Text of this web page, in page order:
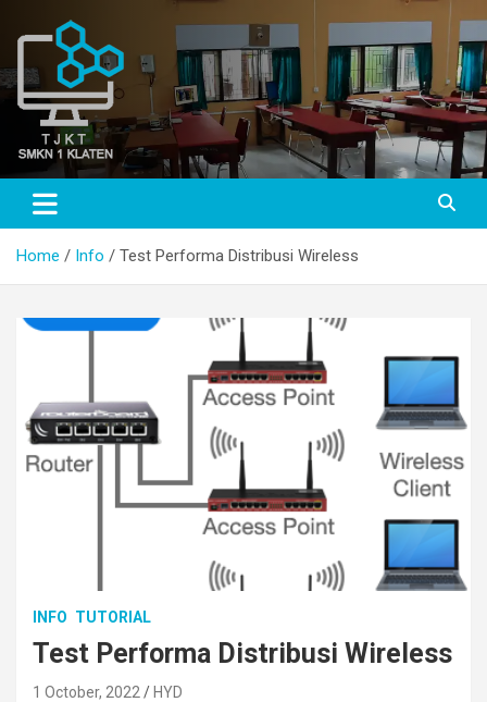
TJKT SMKN 1 KLATEN
TJKT SMKN 1 KLATEN
Home Info Test Performa Distribusi Wireless
INFO TUTORIAL
Test Performa Distribusi Wireless
1 October, 2022 HYD